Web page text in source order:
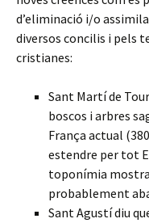
d’eliminació i/o
diversos concilis i pels
cristianes:
Sant Martí de
boscos i arbres
França actual
estendre per tot
toponímia
probablement
Sant Agustí diu